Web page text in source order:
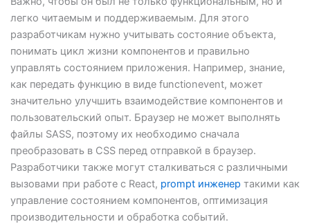
легко читаемым и поддерживаемым. Для этого
разработчикам нужно учитывать состояние объекта,
понимать цикл жизни компонентов и правильно
управлять состоянием приложения. Например, знание,
как передать функцию в виде functionevent, может
значительно улучшить взаимодействие компонентов и
пользовательский опыт. Браузер не может выполнять
файлы SASS, поэтому их необходимо сначала
преобразовать в CSS перед отправкой в ​​браузер.
Разработчики также могут сталкиваться с различными
вызовами при работе с React, prompt инженер такими как
управление состоянием компонентов, оптимизация
производительности и обработка событий.